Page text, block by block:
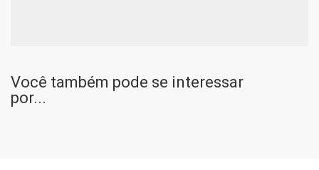
Você também pode se interessar
por...